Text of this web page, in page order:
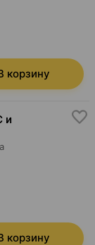
корзину
и
корзину